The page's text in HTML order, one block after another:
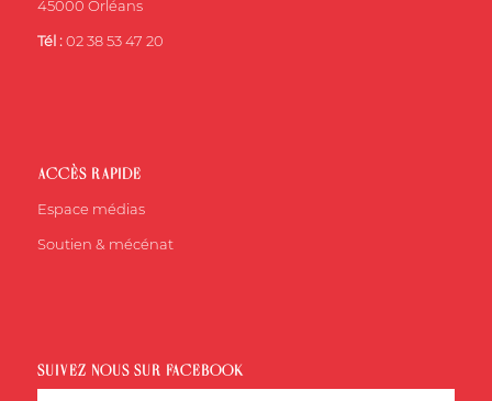
45000 Orléans
Tél : 02 38 53 47 20
ACCÈS RAPIDE
Espace médias
Soutien & mécénat
SUIVEZ-NOUS SUR FACEBOOK